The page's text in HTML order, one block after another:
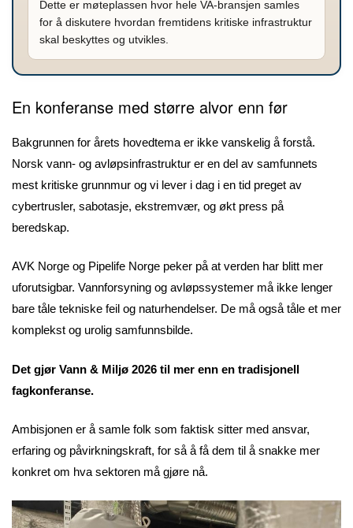
Dette er møteplassen hvor hele VA-bransjen samles
for å diskutere hvordan fremtidens kritiske infrastruktur
skal beskyttes og utvikles.
En konferanse med større alvor enn før
Bakgrunnen for årets hovedtema er ikke vanskelig å forstå.
Norsk vann- og avløpsinfrastruktur er en del av samfunnets
mest kritiske grunnmur og vi lever i dag i en tid preget av
cybertrusler, sabotasje, ekstremvær, og økt press på
beredskap.
AVK Norge og Pipelife Norge peker på at verden har blitt mer
uforutsigbar. Vannforsyning og avløpssystemer må ikke lenger
bare tåle tekniske feil og naturhendelser. De må også tåle et mer
komplekst og urolig samfunnsbilde.
Det gjør Vann & Miljø 2026 til mer enn en tradisjonell
fagkonferanse.
Ambisjonen er å samle folk som faktisk sitter med ansvar,
erfaring og påvirkningskraft, for så å få dem til å snakke mer
konkret om hva sektoren må gjøre nå.